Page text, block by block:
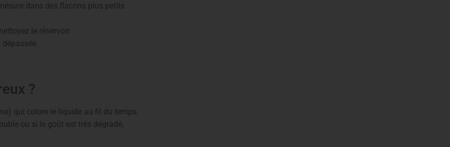
dans des flacons plus petits
le réservoir.
?
qui colore le liquide au fil du temps.
ou si le goût est très dégradé,